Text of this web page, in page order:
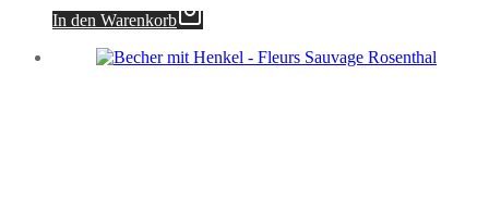
In den Warenkorb